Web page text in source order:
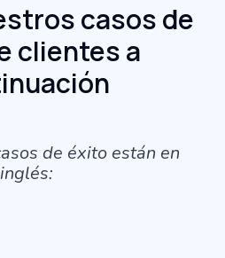
casos de
clientes a
de éxito están en
inglés: